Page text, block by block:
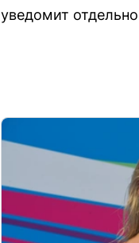
уведомит